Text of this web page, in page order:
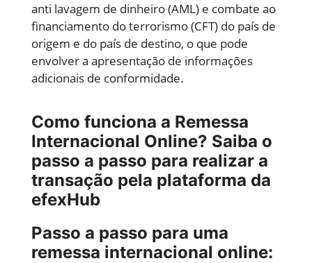
anti lavagem de dinheiro (AML) e combate ao
financiamento do terrorismo (CFT) do país de
origem e do país de destino, o que pode
envolver a apresentação de informações
adicionais de conformidade.
Como funciona a Remessa
Internacional Online? Saiba o
passo a passo para realizar a
transação pela plataforma da
efexHub
Passo a passo para uma
remessa internacional online: